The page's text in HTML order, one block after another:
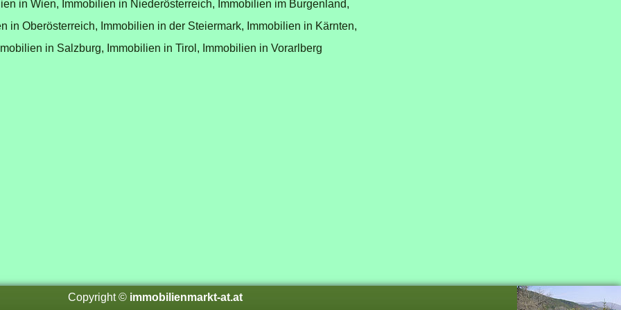
in Wien, Immobilien in Niederösterreich, Immobilien im Burgenland,
in Oberösterreich, Immobilien in der Steiermark, Immobilien in Kärnten,
in Salzburg, Immobilien in Tirol, Immobilien in Vorarlberg
Copyright © immobilienmarkt-at.at